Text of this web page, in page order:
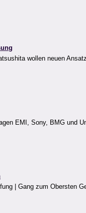
wollen neuen
EMI, Sony, BMG und
| Gang zum Obersten